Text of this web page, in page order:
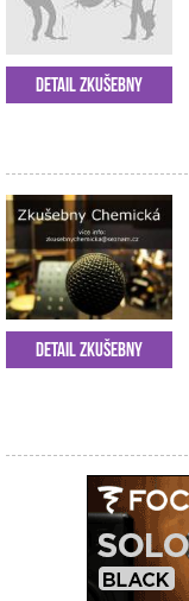
Detail zkušebny
Detail zkušebny